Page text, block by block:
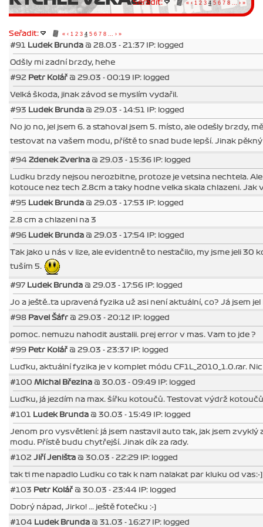
Seřadit: « ‹ 1 2 3 4 5 6 7 8 › »
Seřadit: « ‹ 1 2 3 4 5 6 7 8 › »
#91 Ludek Brunda @ 28.03 - 21:37 IP: logged
Odšly mi zadní brzdy, hehe
#92 Petr Kolář @ 29.03 - 00:19 IP: logged
Velká škoda, jinak závod se myslím vydařil.
#93 Ludek Brunda @ 29.03 - 14:51 IP: logged
No jo no, jel jsem 6. a stahoval jsem 5. místo, ale odešly brzdy,
testovat na vašem modu, příště to snad bude lepší. Jinak
#94 Zdenek Zverina @ 29.03 - 15:36 IP: logged
Ludku brzdy nejsou nerozbitne, protoze je vetsina nechtela.
kotouce nez tech 2.8cm a taky hodne velka skala chlazeni. Jak
#95 Ludek Brunda @ 29.03 - 17:53 IP: logged
2.8 cm a chlazeni na 3
#96 Ludek Brunda @ 29.03 - 17:54 IP: logged
Tak jako u nás v lize, ale evidentně to nestačilo, my jsme jeli 30
tuším 5.
#97 Ludek Brunda @ 29.03 - 17:56 IP: logged
Jo a ještě..ta upravená fyzika už asi není aktuální, co? Já jsem
#98 Pavel Šáfr @ 29.03 - 20:12 IP: logged
pomoc. nemuzu nahodit austalii. prej error v mas. Vam to jde ?
#99 Petr Kolář @ 29.03 - 23:37 IP: logged
Luďku, aktuální fyzika je v komplet módu CF1L_2010_1.0.rar.
#100 Michal Březina @ 30.03 - 09:49 IP: logged
Luďku, já jezdím na max. šířku kotoučů. Testovat výdrž
#101 Ludek Brunda @ 30.03 - 15:49 IP: logged
Jenom pro vysvětlení: já jsem nastavil auto tak, jak jsem zvyklý
modu. Přístě budu chytřejší. Jinak dík za rady.
#102 Jiří Jeništa @ 30.03 - 22:29 IP: logged
tak ti me napadlo Ludku co tak k nam nalakat par kluku od vas:-
#103 Petr Kolář @ 30.03 - 23:44 IP: logged
Dobrý nápad, Jirko! ... ještě fotečku :-)
#104 Ludek Brunda @ 31.03 - 16:27 IP: logged